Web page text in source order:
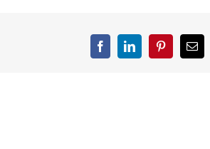
FacebookLinkedInPinterest
El.
pašto